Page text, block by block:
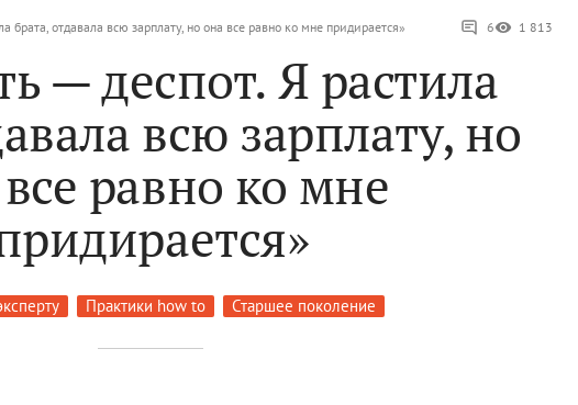
брата, отдавала всю зарплату, но она все равно ко мне придирается» 6 1 813
— деспот. Я растила
всю зарплату, но
равно ко мне
Практики how to Старшее поколение